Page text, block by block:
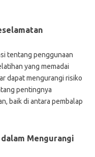
tentang penggunaan
yang memadai
dapat mengurangi risiko
pentingnya
baik di antara pembalap
Mengurangi